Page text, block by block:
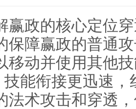
赢政的核心定位
保障赢政的普通
移动并使用其他
能衔接更迅速
法术攻击和穿透